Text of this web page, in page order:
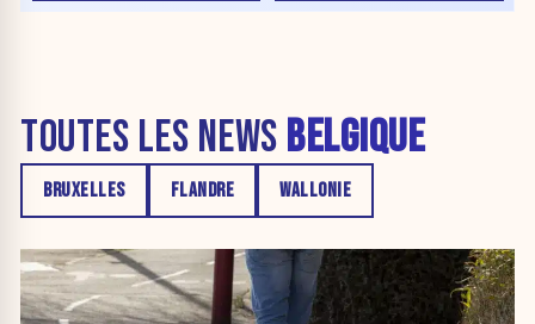
TOUTES LES NEWS BELGIQUE
BRUXELLES FLANDRE WALLONIE